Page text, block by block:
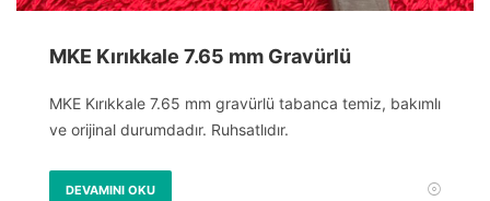
MKE Kırıkkale 7.65 mm Gravürlü
MKE Kırıkkale 7.65 mm gravürlü tabanca temiz, bakımlı
ve orijinal durumdadır. Ruhsatlıdır.
DEVAMINI OKU